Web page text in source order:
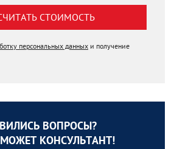
СТОИМОСТЬ
персональных данных и получение
ВОПРОСЫ?
КОНСУЛЬТАНТ!